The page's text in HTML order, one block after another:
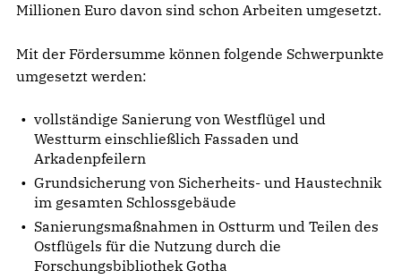
Millionen Euro davon sind schon Arbeiten umgesetzt.
Mit der Fördersumme können folgende Schwerpunkte
umgesetzt werden:
vollständige Sanierung von Westflügel und
Westturm einschließlich Fassaden und
Arkadenpfeilern
Grundsicherung von Sicherheits- und Haustechnik
im gesamten Schlossgebäude
Sanierungsmaßnahmen in Ostturm und Teilen des
Ostflügels für die Nutzung durch die
Forschungsbibliothek Gotha